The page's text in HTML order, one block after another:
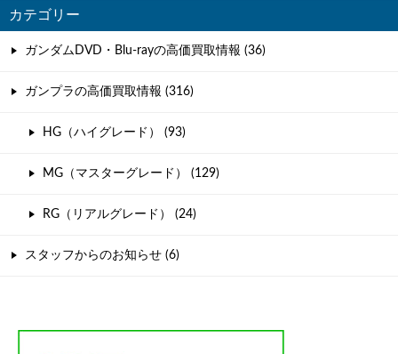
カテゴリー
ガンダムDVD・Blu-rayの高価買取情報 (36)
ガンプラの高価買取情報 (316)
HG（ハイグレード） (93)
MG（マスターグレード） (129)
RG（リアルグレード） (24)
スタッフからのお知らせ (6)